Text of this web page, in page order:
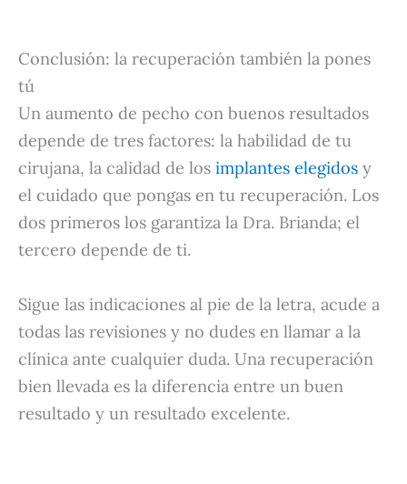
Conclusión: la recuperación también la pones
tú
Un aumento de pecho con buenos resultados
depende de tres factores: la habilidad de tu
cirujana, la calidad de los implantes elegidos y
el cuidado que pongas en tu recuperación. Los
dos primeros los garantiza la Dra. Brianda; el
tercero depende de ti.
Sigue las indicaciones al pie de la letra, acude a
todas las revisiones y no dudes en llamar a la
clínica ante cualquier duda. Una recuperación
bien llevada es la diferencia entre un buen
resultado y un resultado excelente.